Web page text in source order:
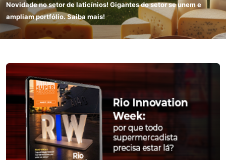
Novidade no setor de laticínios! Gigantes do setor se unem e
ampliam portfólio. Saiba mais!